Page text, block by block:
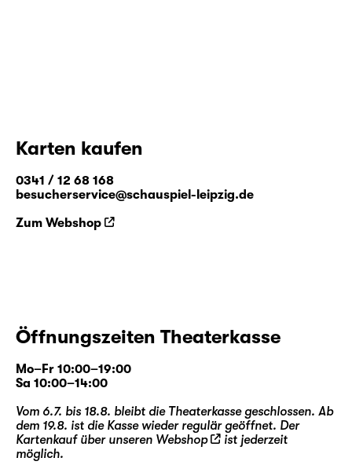
Karten kaufen
0341 / 12 68 168
besucherservice@schauspiel-leipzig.de
Zum Webshop
Öffnungszeiten Theaterkasse
Mo–Fr 10:00–19:00
Sa 10:00–14:00
Vom 6.7. bis 18.8. bleibt die Theaterkasse geschlossen. Ab
dem 19.8. ist die Kasse wieder regulär geöffnet. Der
Kartenkauf über unseren Webshop
ist jederzeit
möglich.